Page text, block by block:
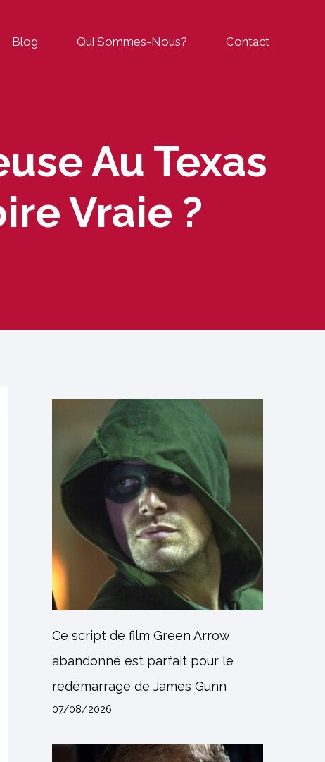
Blog Qui Sommes-Nous? Contact
Au Texas
Vraie ?
Ce script de film Green Arrow
abandonné est parfait pour le
redémarrage de James Gunn
07/08/2026